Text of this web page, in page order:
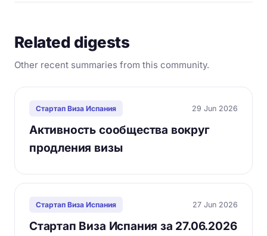
Related digests
Other recent summaries from this community.
Стартап Виза Испания 29 Jun 2026
Активность сообщества вокруг
продления визы
Стартап Виза Испания 27 Jun 2026
Стартап Виза Испания за 27.06.2026